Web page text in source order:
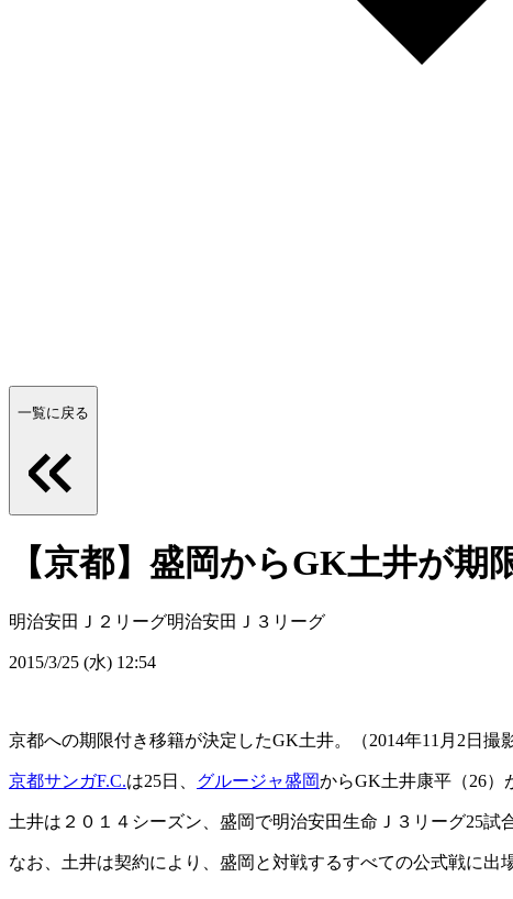
一覧に戻る
【京都】盛岡からGK土井が期
明治安田Ｊ２リーグ明治安田Ｊ３リーグ
2015/3/25 (水) 12:54
京都への期限付き移籍が決定したGK土井。（2014年11月2日撮影
京都サンガF.C.は25日、 グルージャ盛岡からGK土井康平（26）
土井は２０１４シーズン、盛岡で明治安田生命Ｊ３リーグ25試
なお、土井は契約により、盛岡と対戦するすべての公式戦に出